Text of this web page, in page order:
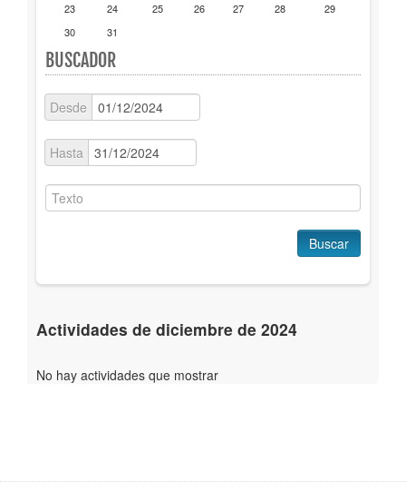
23
24 25 26 27 28
29
30
31
BUSCADOR
Desde
Hasta
Buscar
Actividades de diciembre de 2024
No hay actividades que mostrar